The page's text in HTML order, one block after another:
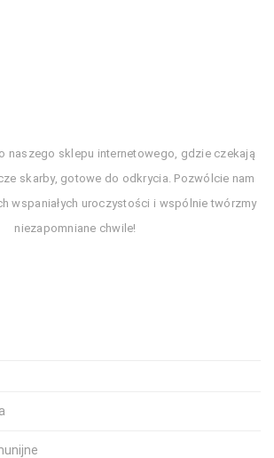
naszego sklepu internetowego, gdzie czekają
skarby, gotowe do odkrycia. Pozwólcie nam
wspaniałych uroczystości i wspólnie twórzmy
niezapomniane chwile!